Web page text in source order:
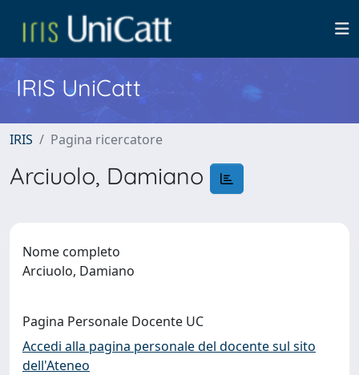
IRIS UniCatt
IRIS Pagina ricercatore
Arciuolo, Damiano
Nome completo
Arciuolo, Damiano
Pagina Personale Docente UC
Accedi alla pagina personale del docente sul sito
dell'Ateneo